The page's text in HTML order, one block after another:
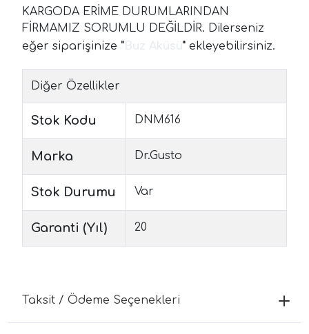
KARGODA ERİME DURUMLARINDAN
FİRMAMIZ SORUMLU DEĞİLDİR. Dilerseniz
eğer siparişinize " " ekleyebilirsiniz.
Diğer Özellikler
Stok Kodu DNM616
Marka Dr.Gusto
Stok Durumu Var
Garanti (Yıl) 20
Taksit / Ödeme Seçenekleri